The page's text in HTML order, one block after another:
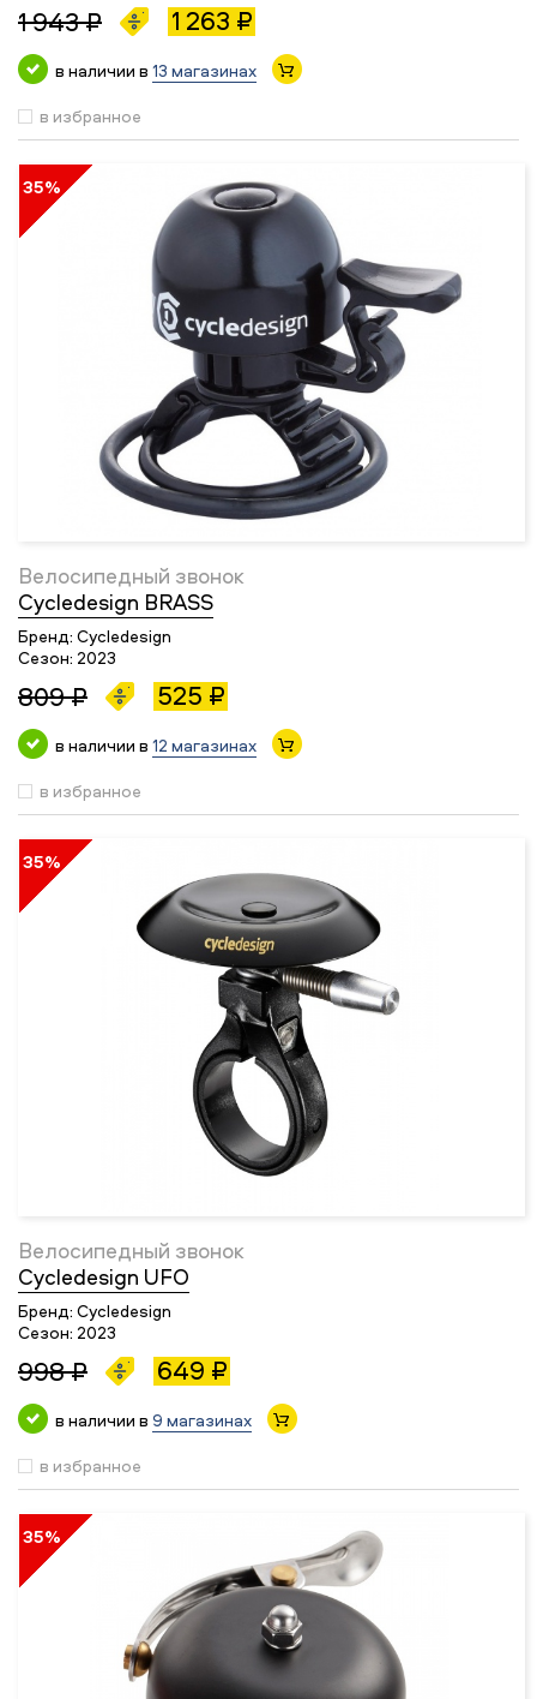
1 943 ₽ 1 263 ₽
в наличии в 13 магазинах
в избранное
35%
Велосипедный звонок
Cycledesign BRASS
Бренд: Cycledesign
Сезон: 2023
809 ₽ 525 ₽
в наличии в 12 магазинах
в избранное
35%
Велосипедный звонок
Cycledesign UFO
Бренд: Cycledesign
Сезон: 2023
998 ₽ 649 ₽
в наличии в 9 магазинах
в избранное
35%